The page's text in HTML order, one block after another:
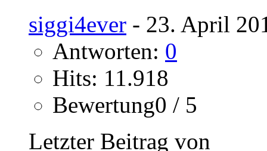
siggi4ever - 23. April
Antworten: 0
Hits: 11.918
Bewertung0 / 5
Letzter Beitrag von